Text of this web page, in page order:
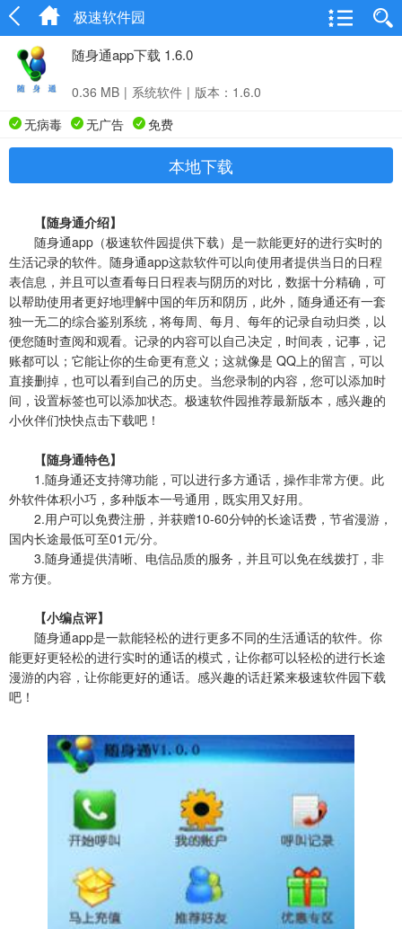
极速软件园
随身通app下载 1.6.0
0.36 MB | 系统软件 | 版本：1.6.0
无病毒
无广告 免费
本地下载
【随身通介绍】
随身通app（极速软件园提供下载）是一款能更好的进行实时的
生活记录的软件。随身通app这款软件可以向使用者提供当日的日程
表信息，并且可以查看每日日程表与阴历的对比，数据十分精确，可
以帮助使用者更好地理解中国的年历和阴历，此外，随身通还有一套
独一无二的综合鉴别系统，将每周、每月、每年的记录自动归类，以
便您随时查阅和观看。记录的内容可以自己决定，时间表，记事，记
账都可以；它能让你的生命更有意义；这就像是 QQ上的留言，可以
直接删掉，也可以看到自己的历史。当您录制的内容，您可以添加时
间，设置标签也可以添加状态。极速软件园推荐最新版本，感兴趣的
小伙伴们快快点击下载吧！
【随身通特色】
1.随身通还支持簿功能，可以进行多方通话，操作非常方便。此
外软件体积小巧，多种版本一号通用，既实用又好用。
2.用户可以免费注册，并获赠10-60分钟的长途话费，节省漫游，
国内长途最低可至01元/分。
3.随身通提供清晰、电信品质的服务，并且可以免在线拨打，非
常方便。
【小编点评】
随身通app是一款能轻松的进行更多不同的生活通话的软件。你
能更好更轻松的进行实时的通话的模式，让你都可以轻松的进行长途
漫游的内容，让你能更好的通话。感兴趣的话赶紧来极速软件园下载
吧！